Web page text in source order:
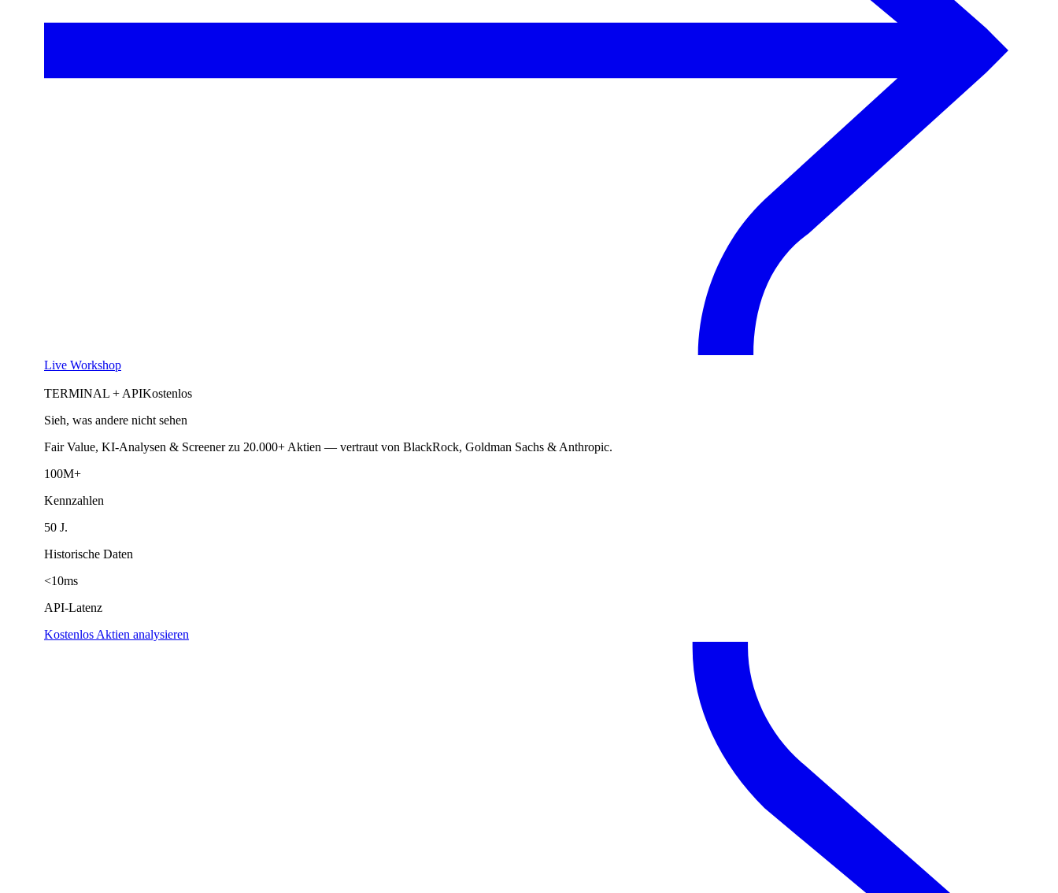
Live Workshop
TERMINAL + APIKostenlos
Sieh, was andere nicht sehen
Fair Value, KI-Analysen & Screener zu 20.000+ Aktien — vertraut von BlackRock, Goldman Sachs & Anthropic.
100M+
Kennzahlen
50 J.
Historische Daten
<10ms
API-Latenz
Kostenlos Aktien analysieren